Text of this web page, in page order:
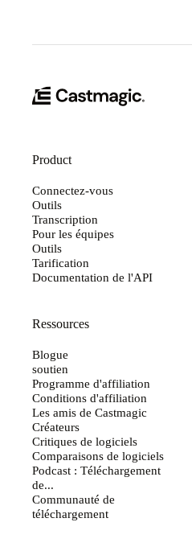
Product
Connectez-vous
Outils
Transcription
Pour les équipes
Outils
Tarification
Documentation de l'API
Ressources
Blogue
soutien
Programme d'affiliation
Conditions d'affiliation
Les amis de Castmagic
Créateurs
Critiques de logiciels
Comparaisons de logiciels
Podcast : Téléchargement
de...
Communauté de
téléchargement